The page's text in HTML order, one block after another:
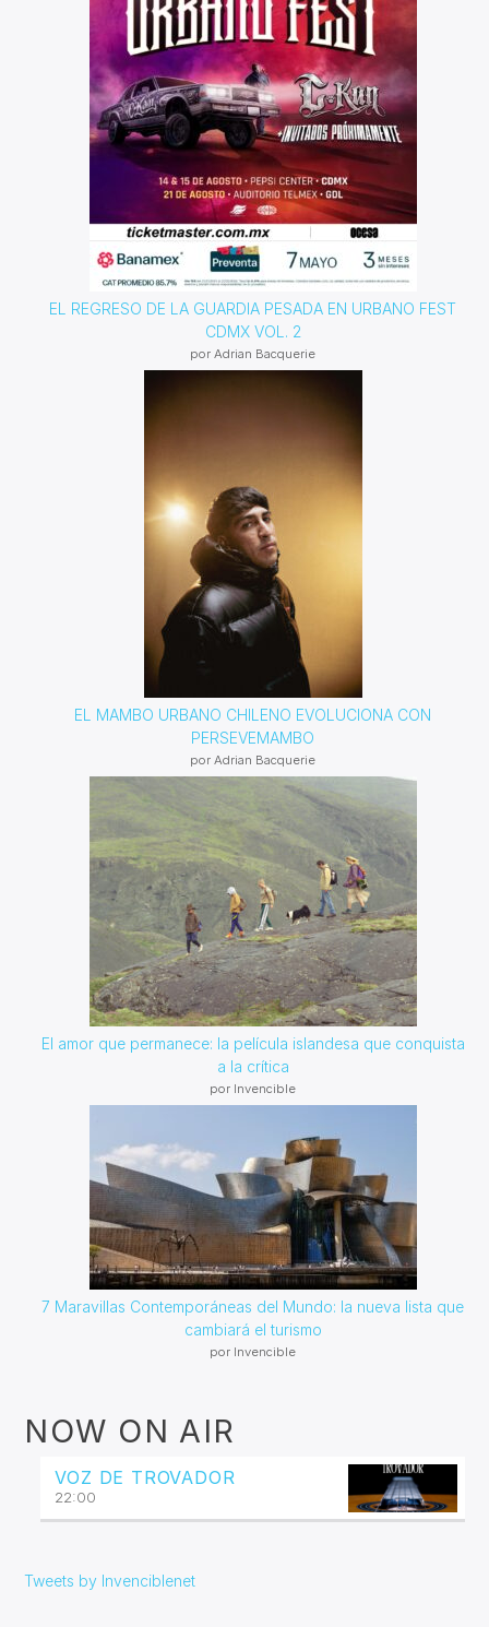
EL REGRESO DE LA GUARDIA PESADA EN URBANO FEST
CDMX VOL. 2
por Adrian Bacquerie
EL MAMBO URBANO CHILENO EVOLUCIONA CON
PERSEVEMAMBO
por Adrian Bacquerie
El amor que permanece: la película islandesa que conquista
a la crítica
por Invencible
7 Maravillas Contemporáneas del Mundo: la nueva lista que
cambiará el turismo
por Invencible
NOW ON AIR
VOZ DE TROVADOR
22:00
Tweets by Invenciblenet